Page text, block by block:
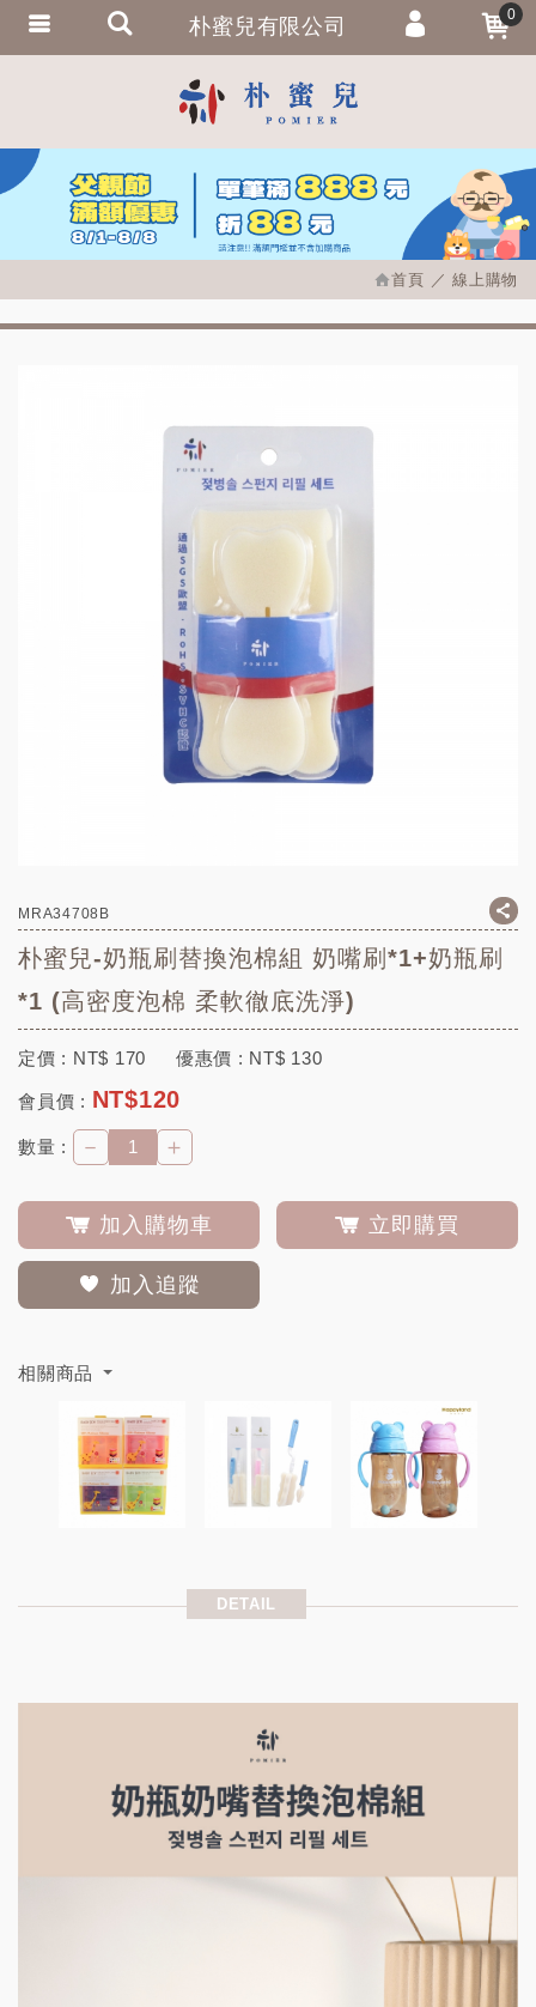
首頁 線上購物
MRA34708B
朴蜜兒-奶瓶刷替換泡棉組 奶嘴刷*1+奶瓶刷
*1 (高密度泡棉 柔軟徹底洗淨)
定價 : NT$ 170 優惠價 : NT$ 130
會員價 : NT$120
數量 : － ＋
加入購物車 立即購買
加入追蹤
相關商品
DETAIL
朴蜜兒有限公司 0
會員登入
會員註冊
忘記密碼
訂單查詢
匯款通知
繁體中文